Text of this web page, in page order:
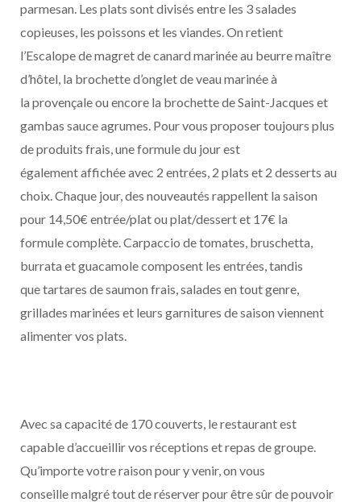
parmesan. Les plats sont divisés entre les 3 salades
copieuses, les poissons et les viandes. On retient
l’Escalope de magret de canard marinée au beurre maître
d’hôtel, la brochette d’onglet de veau marinée à
la provençale ou encore la brochette de Saint-Jacques et
gambas sauce agrumes. Pour vous proposer toujours plus
de produits frais, une formule du jour est
également affichée avec 2 entrées, 2 plats et 2 desserts au
choix. Chaque jour, des nouveautés rappellent la saison
pour 14,50€ entrée/plat ou plat/dessert et 17€ la
formule complète. Carpaccio de tomates, bruschetta,
burrata et guacamole composent les entrées, tandis
que tartares de saumon frais, salades en tout genre,
grillades marinées et leurs garnitures de saison viennent
alimenter vos plats.
Avec sa capacité de 170 couverts, le restaurant est
capable d’accueillir vos réceptions et repas de groupe.
Qu’importe votre raison pour y venir, on vous
conseille malgré tout de réserver pour être sûr de pouvoir